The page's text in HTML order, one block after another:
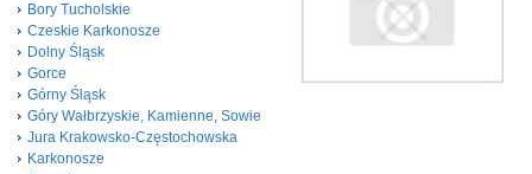
Bory Tucholskie
Czeskie Karkonosze
Dolny Śląsk
Gorce
Górny Śląsk
Góry Wałbrzyskie, Kamienne, Sowie
Jura Krakowsko-Częstochowska
Karkonosze